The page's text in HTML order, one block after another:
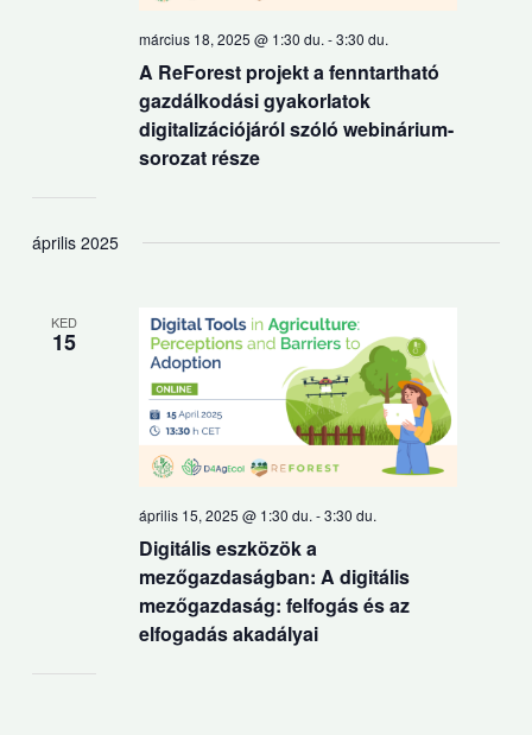
A ReForest projekt a fenntartható
gazdálkodási gyakorlatok
digitalizációjáról szóló webinárium-
sorozat része
március 18, 2025 @ 1:30 du. -3:30 du.
április 2025
KED
15
Digitális eszközök a
mezőgazdaságban: A digitális
mezőgazdaság: felfogás és az
elfogadás akadályai
április 15, 2025 @ 1:30 du. -3:30 du.